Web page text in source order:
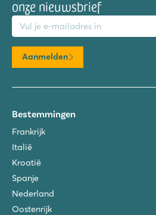
onze nieuwsbrief
Aanmelden
Bestemmingen
Frankrijk
Italië
Kroatië
Spanje
Nederland
Oostenrijk